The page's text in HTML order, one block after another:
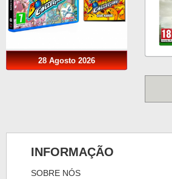
28 Agosto 2026
INFORMAÇÃO
SOBRE NÓS